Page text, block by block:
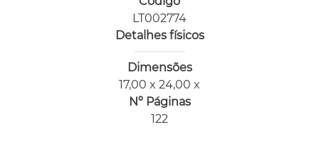
LT002774
Detalhes físicos
Dimensões
17,00 x 24,00 x
Nº Páginas
122